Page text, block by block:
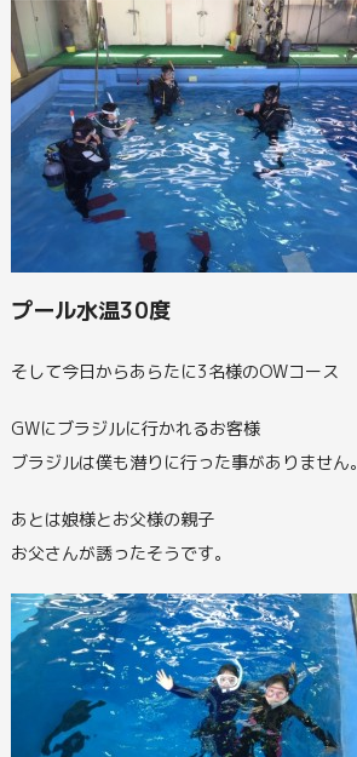
プール水温30度
そして今日からあらたに3名様のOWコース
GWにブラジルに行かれるお客様
ブラジルは僕も潜りに行った事がありません。
あとは娘様とお父様の親子
お父さんが誘ったそうです。